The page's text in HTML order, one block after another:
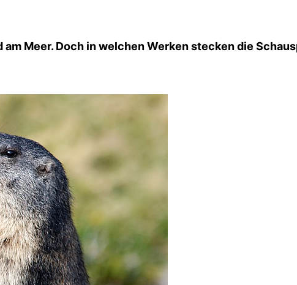
Meer. Doch in welchen Werken stecken die